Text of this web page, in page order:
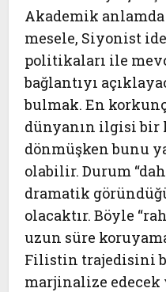
Akademik anlamda
mesele, Siyonist
politikaları ile
bağlantıyı
bulmak. En
dünyanın ilgisi bir
dönmüşken bunu
olabilir. Durum
dramatik
olacaktır. Böyle
uzun süre
Filistin trajedisini
marjinalize edecek